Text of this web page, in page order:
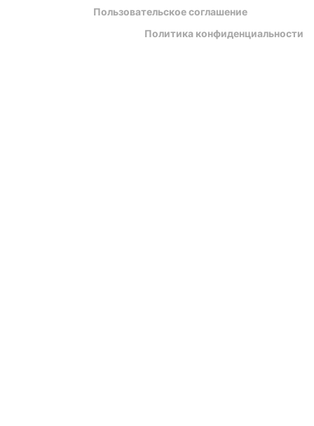
Пользовательское соглашение
Политика конфиденциальности